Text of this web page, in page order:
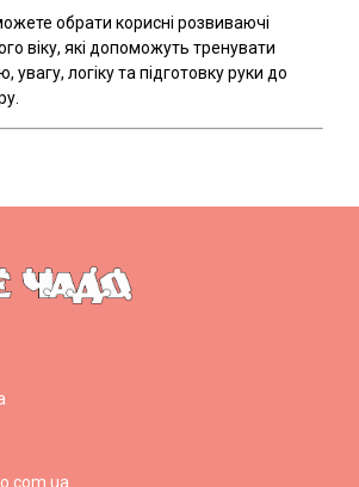
обрати корисні розвиваючі
віку, які допоможуть тренувати
увагу, логіку та підготовку руки до